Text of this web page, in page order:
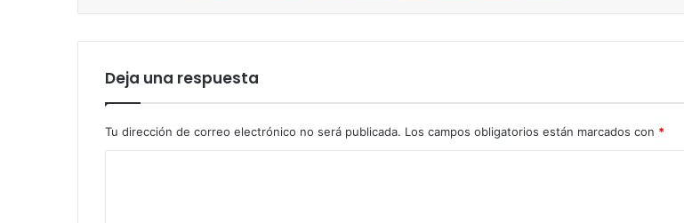
Deja una respuesta
Tu dirección de correo electrónico no será publicada. Los campos obligatorios están marcados con *